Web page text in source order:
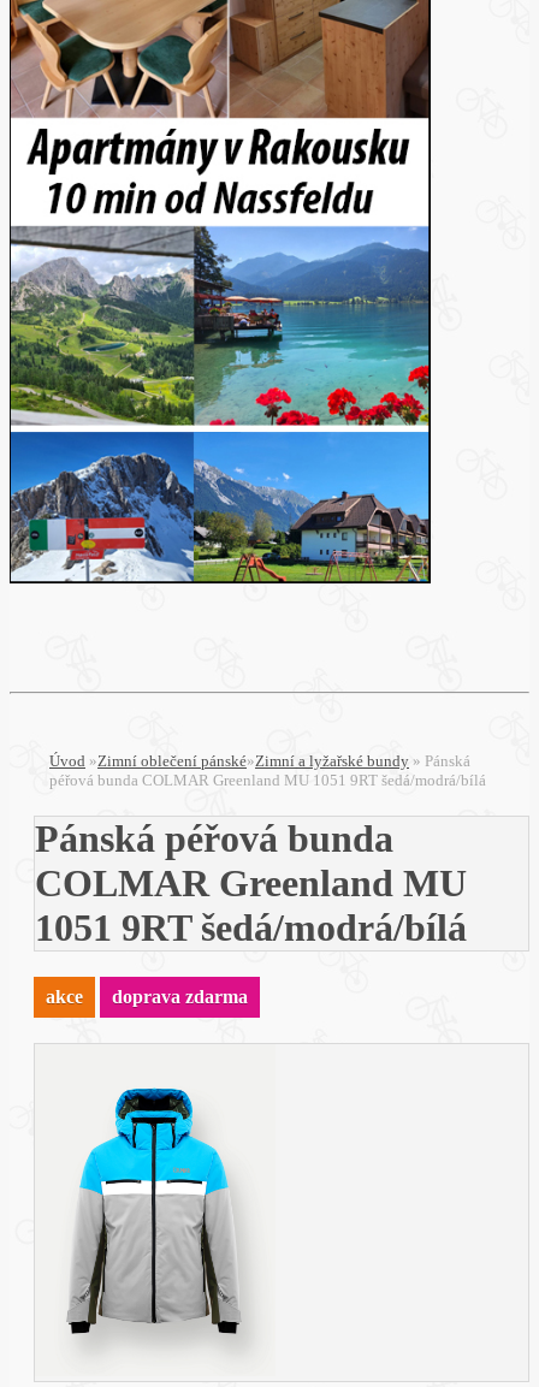
Úvod »Zimní oblečení pánské»Zimní a lyžařské bundy » Pánská
péřová bunda COLMAR Greenland MU 1051 9RT šedá/modrá/bílá
Pánská péřová bunda
COLMAR Greenland MU
1051 9RT šedá/modrá/bílá
akce doprava zdarma